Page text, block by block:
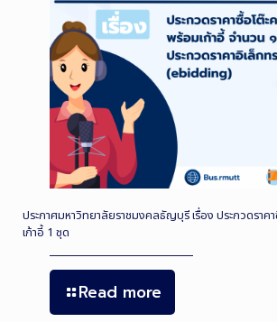
ประกาศมหาวิทยาลัยราชมงคลธัญบุรี เรื่อง ประกวดราค
เก้าอี้ 1 ชุด
Read more